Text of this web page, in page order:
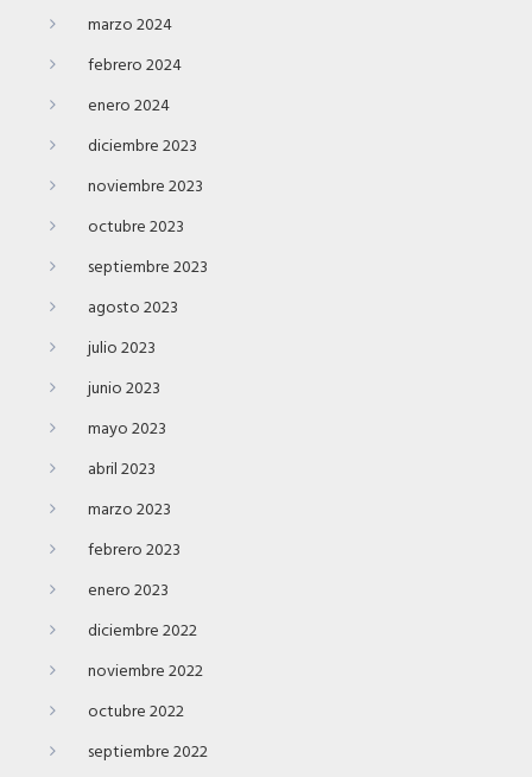
marzo 2024
febrero 2024
enero 2024
diciembre 2023
noviembre 2023
octubre 2023
septiembre 2023
agosto 2023
julio 2023
junio 2023
mayo 2023
abril 2023
marzo 2023
febrero 2023
enero 2023
diciembre 2022
noviembre 2022
octubre 2022
septiembre 2022